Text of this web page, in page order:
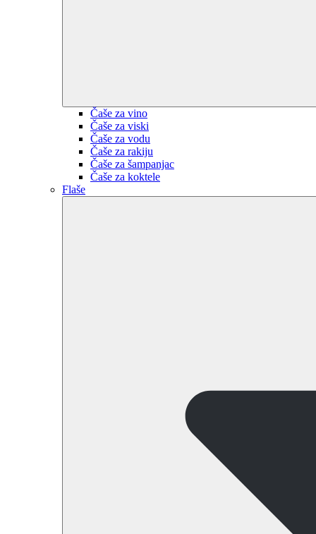
Čaše za vino
Čaše za viski
Čaše za vodu
Čaše za rakiju
Čaše za šampanjac
Čaše za koktele
Flaše